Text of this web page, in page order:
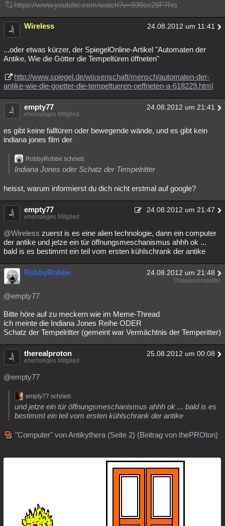
https://www.youtube.com/watch?v=939se29F7Ns
Wireless 24.08.2012 um 11:41
...oder etwas kürzer, der SpiegelOnline-Artikel "Automaten der
Antike, Wie die Götter die Tempeltüren öffneten"
http://www.spiegel.de/wissenschaft/mensch/automaten-der-
antike-wie-die-goetter-die-tempeltueren-oeffneten-a-618229.html
empty77 24.08.2012 um 21:41
ehemaliges Mitglied
es gibt keine falltüren oder bewegende wände, und es gibt kein
indiana jones film der
RobbyRobbe schrieb:
Indiana Jones oder Schatz der Tempelritter
heisst, warum informierst du dich nicht erstmal auf google?
empty77 24.08.2012 um 21:47
ehemaliges Mitglied
@Wireless zuerst is es eine alien technologie, dann ein computer
der antike und jetze ein tür öffnungsmeschanismus ahhh ok ...
bald is es bestimmt ein teil vom ersten kühlschrank der antike
RobbyRobbe 24.08.2012 um 21:48
Diskussionsleiter
@empty77
Bitte höre auf zu meckern wie im Meme-Thread
ich meinte die Indiana Jones Reihe ODER
Schatz der Tempelritter (gemeint war Vermächtnis der Temperitter)
therealproton 25.08.2012 um 00:08
ehemaliges Mitglied
@empty77
empty77 schrieb:
und jetze ein tür öffnungsmeschanismus ahhh ok ... bald is es
bestimmt ein teil vom ersten kühlschrank der antike
"Computer" von Antikythera (Seite 2) (Beitrag von thePROton)